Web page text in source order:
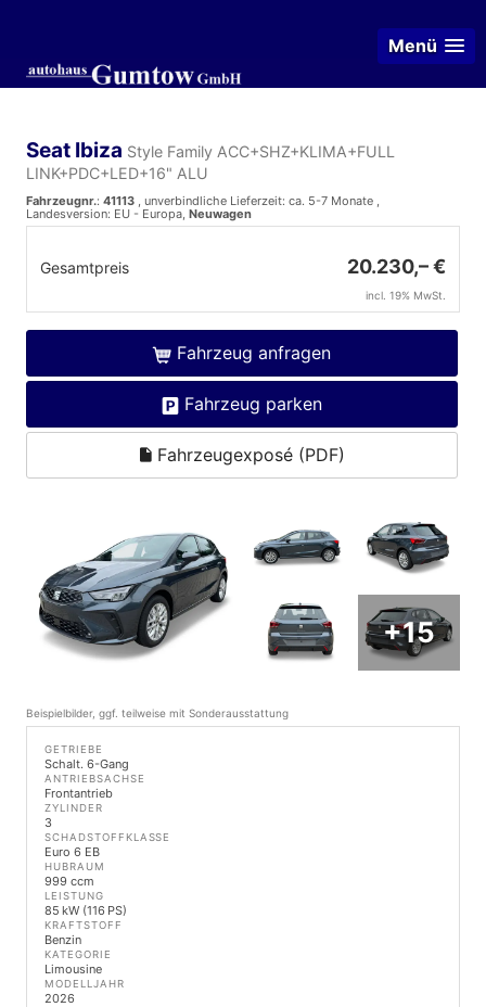
Menü
Seat Ibiza Style Family ACC+SHZ+KLIMA+FULL
LINK+PDC+LED+16" ALU
Fahrzeugnr.: 41113 , unverbindliche Lieferzeit: ca. 5-7 Monate ,
Landesversion: EU - Europa, Neuwagen
Gesamtpreis 20.230,– €
incl. 19% MwSt.
Fahrzeug anfragen
Fahrzeug parken
Fahrzeugexposé (PDF)
+15
Beispielbilder, ggf. teilweise mit Sonderausstattung
GETRIEBE
Schalt. 6-Gang
ANTRIEBSACHSE
Frontantrieb
ZYLINDER
3
SCHADSTOFFKLASSE
Euro 6 EB
HUBRAUM
999 ccm
LEISTUNG
85 kW (116 PS)
KRAFTSTOFF
Benzin
KATEGORIE
Limousine
MODELLJAHR
2026